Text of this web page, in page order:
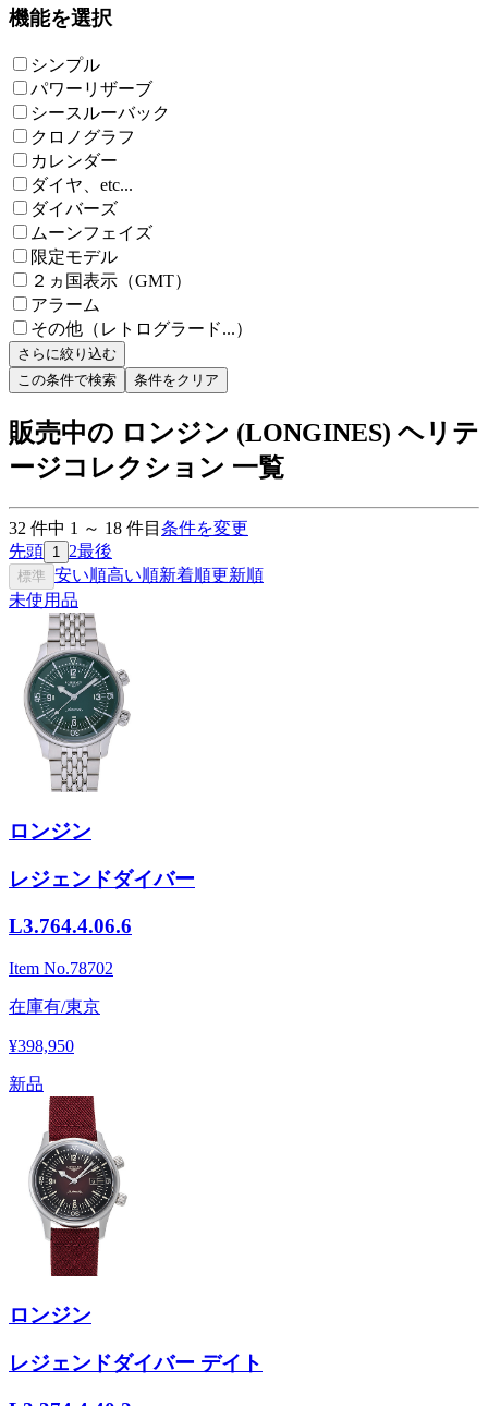
機能を選択
シンプル
パワーリザーブ
シースルーバック
クロノグラフ
カレンダー
ダイヤ、etc...
ダイバーズ
ムーンフェイズ
限定モデル
２ヵ国表示（GMT）
アラーム
その他（レトログラード...）
さらに絞り込む
この条件で検索
条件をクリア
販売中の ロンジン (LONGINES) ヘリテ
ージコレクション 一覧
32 件中 1 ～ 18 件目 条件を変更
先頭 1 2最後
標準 安い順高い順新着順更新順
未使用品
ロンジン
レジェンドダイバー
L3.764.4.06.6
Item No.78702
在庫有/東京
¥398,950
新品
ロンジン
レジェンドダイバー デイト